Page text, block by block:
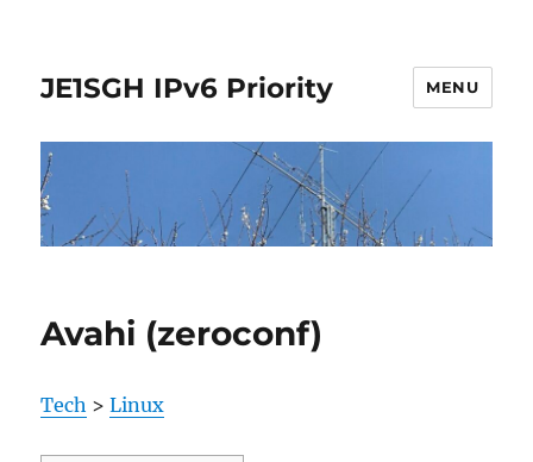
JE1SGH IPv6 Priority MENU
Avahi (zeroconf)
Tech >Linux